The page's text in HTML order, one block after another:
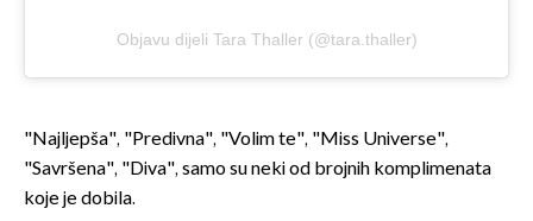
Objavu dijeli Tara Thaller (@tara.thaller)
"Najljepša", "Predivna", "Volim te", "Miss Universe",
"Savršena", "Diva", samo su neki od brojnih komplimenata
koje je dobila.